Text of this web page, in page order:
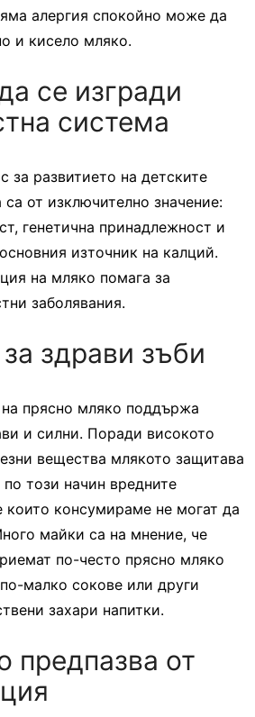
алергия спокойно може да
и кисело мляко.
се изгради
система
за развитието на детските
от изключително значение:
генетична принадлежност и
източник на калций.
на мляко помага за
заболявания.
здрави зъби
прясно мляко поддържа
и силни. Поради високото
вещества млякото защитава
този начин вредните
които консумираме не могат да
майки са на мнение, че
по-често прясно мляко
малко сокове или други
захари напитки.
предпазва от